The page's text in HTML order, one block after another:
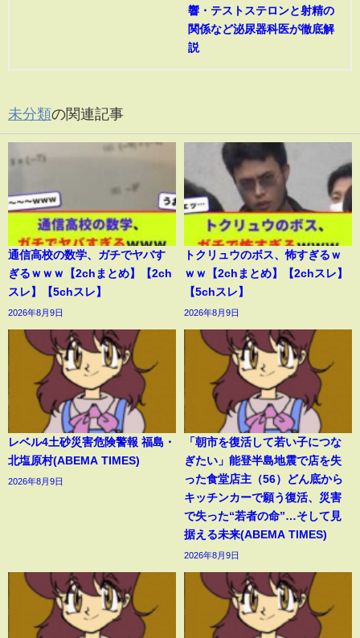
響・テストステロンと射精の
関係など泌尿器科医が徹底解
説
未分類の関連記事
通信高校の数学、ガチでヤバす
ぎるｗｗｗ【2chまとめ】【2ch
スレ】【5chスレ】
2026年8月9日
トクリュウのボス、怖すぎるｗ
ｗｗ【2chまとめ】【2chスレ】
【5chスレ】
2026年8月9日
レベル4土砂災害危険警報 福島・
北塩原村(ABEMA TIMES)
2026年8月9日
「朝市を復活して若い子につな
ぎたい」能登半島地震で店を失
った食堂店主（56）どん底から
キッチンカーで願う復活、災害
で失った“若者の命”…そして見
据える未来(ABEMA TIMES)
2026年8月9日